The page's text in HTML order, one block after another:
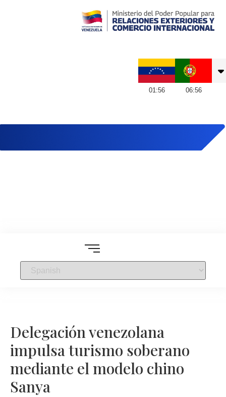
01 :56 06:56
Delegación venezolana
impulsa turismo soberano
mediante el modelo chino
Sanya